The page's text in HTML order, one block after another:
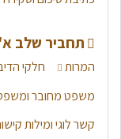
תחביר שלב א'
המרות חלקי
משפט מחובר
קשר לוגי ומילות